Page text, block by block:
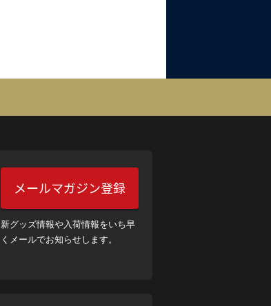
メールマガジン登録
新グッズ情報や入荷情報をいち早
くメールでお知らせします。